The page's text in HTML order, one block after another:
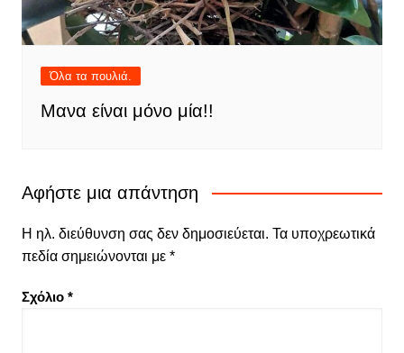
Όλα τα πουλιά.
Μανα είναι μόνο μία!!
Αφήστε μια απάντηση
Η ηλ. διεύθυνση σας δεν δημοσιεύεται. Τα υποχρεωτικά
πεδία σημειώνονται με *
Σχόλιο *